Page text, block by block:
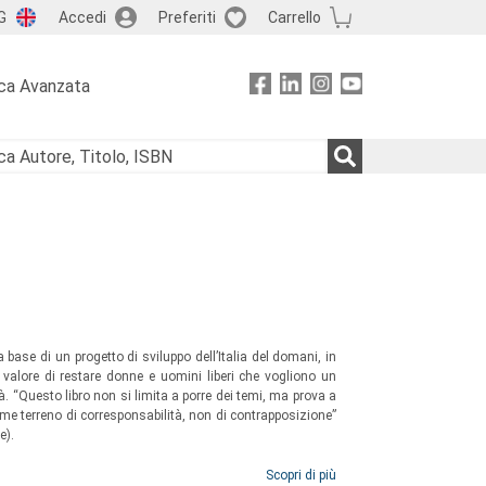
Accedi Preferiti Carrello
Avanzata
di un progetto di sviluppo dell’Italia del domani, in
di restare donne e uomini liberi che vogliono un
libro non si limita a porre dei temi, ma prova a
terreno di corresponsabilità, non di contrapposizione”
Scopri di più